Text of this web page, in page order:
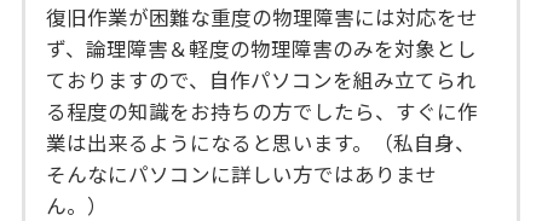
復旧作業が困難な重度の物理障害には対応をせ
ず、論理障害＆軽度の物理障害のみを対象とし
ておりますので、自作パソコンを組み立てられ
る程度の知識をお持ちの方でしたら、すぐに作
業は出来るようになると思います。（私自身、
そんなにパソコンに詳しい方ではありませ
ん。）